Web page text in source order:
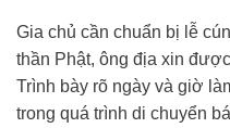
Gia chủ cần chuẩn bị lễ
thần Phật, ông địa xin
Trình bày rõ ngày và giờ
trong quá trình di chuyển